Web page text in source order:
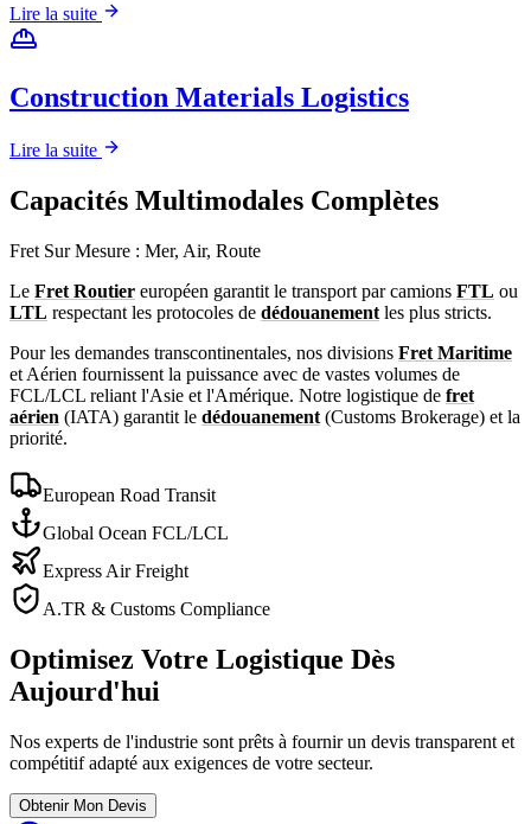
Lire la suite
Construction Materials Logistics
Lire la suite
Capacités Multimodales Complètes
Fret Sur Mesure : Mer, Air, Route
Le Fret Routier européen garantit le transport par camions FTL ou
LTL respectant les protocoles de dédouanement les plus stricts.
Pour les demandes transcontinentales, nos divisions Fret Maritime
et Aérien fournissent la puissance avec de vastes volumes de
FCL/LCL reliant l'Asie et l'Amérique. Notre logistique de fret
aérien (IATA) garantit le dédouanement (Customs Brokerage) et la
priorité.
European Road Transit
Global Ocean FCL/LCL
Express Air Freight
A.TR & Customs Compliance
Optimisez Votre Logistique Dès
Aujourd'hui
Nos experts de l'industrie sont prêts à fournir un devis transparent et
compétitif adapté aux exigences de votre secteur.
Obtenir Mon Devis